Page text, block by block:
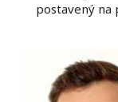
postavený na